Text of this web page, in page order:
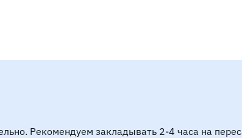
Рекомендуем закладывать 2-4 часа на